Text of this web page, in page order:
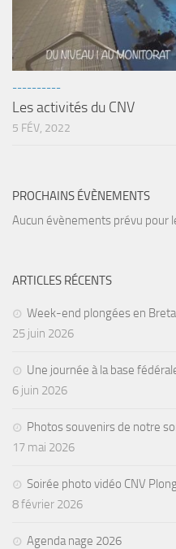
Lac Merveilleux
AUDIOVISUEL
Photo
Peinture
MATERIEL
Section Matériel
----------
Les activités du CNV
5 FÉV, 2022
PROCHAINS ÉVÈNEMENTS
Aucun évènements prévu pour
ARTICLES RÉCENTS
Week-end plongées en
25 juin 2026
Une journée à la base
6 juin 2026
Photos souvenirs de notre
17 mai 2026
Soirée photo vidéo CNV
8 février 2026
Agenda nage 2026